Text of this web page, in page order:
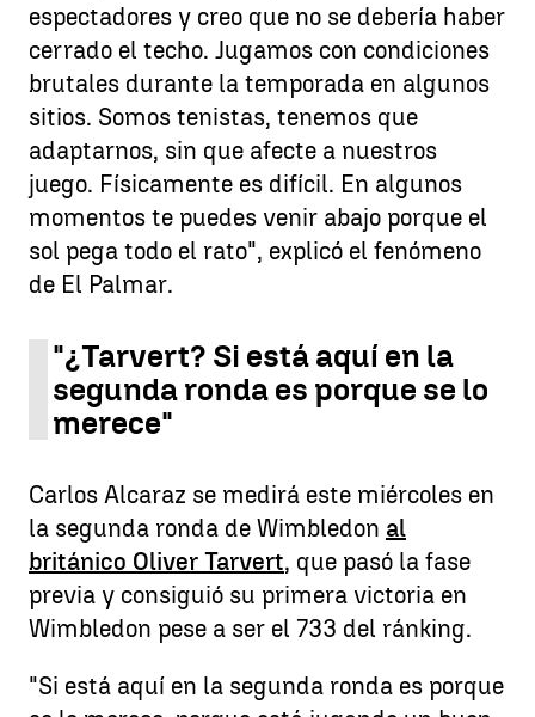
espectadores y creo que no se debería haber
cerrado el techo. Jugamos con condiciones
brutales durante la temporada en algunos
sitios. Somos tenistas, tenemos que
adaptarnos, sin que afecte a nuestros
juego. Físicamente es difícil. En algunos
momentos te puedes venir abajo porque el
sol pega todo el rato", explicó el fenómeno
de El Palmar.
"¿Tarvert? Si está aquí en la
segunda ronda es porque se lo
merece"
Carlos Alcaraz se medirá este miércoles en
la segunda ronda de Wimbledon al
británico Oliver Tarvert, que pasó la fase
previa y consiguió su primera victoria en
Wimbledon pese a ser el 733 del ránking.
"Si está aquí en la segunda ronda es porque